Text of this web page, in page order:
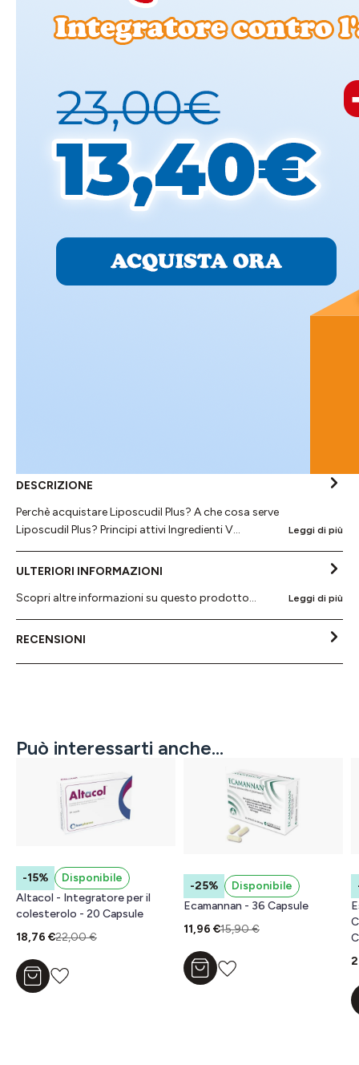
DESCRIZIONE
Perchè acquistare Liposcudil Plus? A che cosa serve
Liposcudil Plus? Principi attivi Ingredienti V…
Leggi di più
ULTERIORI INFORMAZIONI
Scopri altre informazioni su questo prodotto...
Leggi di più
RECENSIONI
Può interessarti anche...
-15%
Disponibile
Altacol - Integratore per il
colesterolo - 20 Capsule
18,76 €22,00 €
Aggiungi al carrello
-25%
Disponibile
Ecamannan - 36 Capsule
11,96 €15,90 €
Aggiungi al carrello